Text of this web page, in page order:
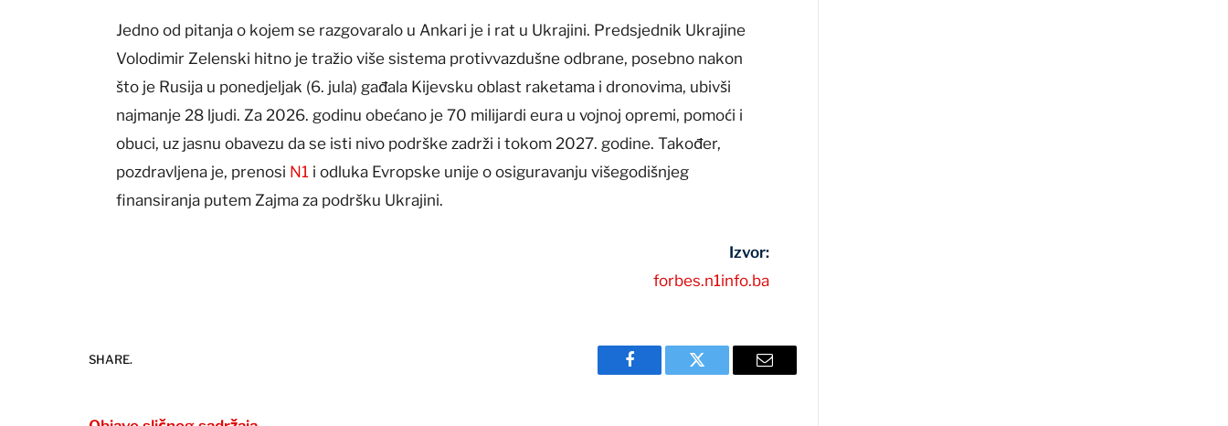
Jedno od pitanja o kojem se razgovaralo u Ankari je i rat u Ukrajini. Predsjednik Ukrajine
Volodimir Zelenski hitno je tražio više sistema protivvazdušne odbrane, posebno nakon
što je Rusija u ponedjeljak (6. jula) gađala Kijevsku oblast raketama i dronovima, ubivši
najmanje 28 ljudi. Za 2026. godinu obećano je 70 milijardi eura u vojnoj opremi, pomoći i
obuci, uz jasnu obavezu da se isti nivo podrške zadrži i tokom 2027. godine. Također,
pozdravljena je, prenosi N1 i odluka Evropske unije o osiguravanju višegodišnjeg
finansiranja putem Zajma za podršku Ukrajini.
Izvor:
forbes.n1info.ba
SHARE.
Facebook Twitter Email